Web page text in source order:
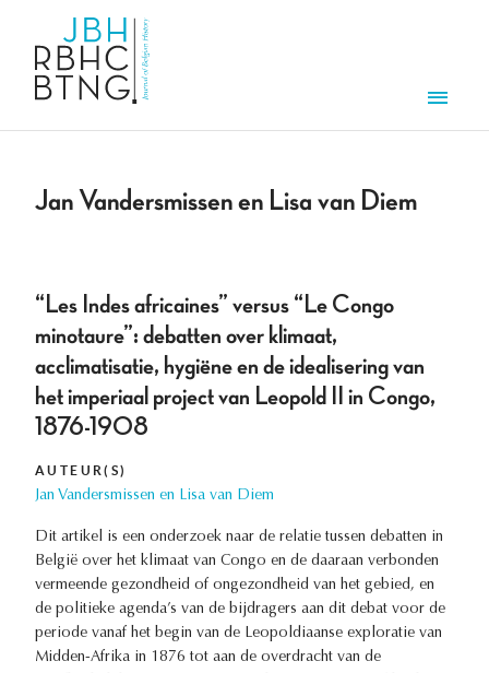
Jan Vandersmissen en Lisa van Diem
“Les Indes africaines” versus “Le Congo
minotaure”: debatten over klimaat,
acclimatisatie, hygiëne en de idealisering van
het imperiaal project van Leopold II in Congo,
1876-1908
AUTEUR(S)
Jan Vandersmissen en Lisa van Diem
Dit artikel is een onderzoek naar de relatie tussen debatten in
België over het klimaat van Congo en de daaraan verbonden
vermeende gezondheid of ongezondheid van het gebied, en
de politieke agenda’s van de bijdragers aan dit debat voor de
periode vanaf het begin van de Leopoldiaanse exploratie van
Midden-Afrika in 1876 tot aan de overdracht van de